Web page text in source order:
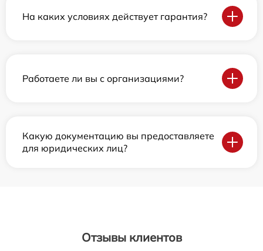
На каких условиях действует гарантия?
Работаете ли вы с организациями?
Какую документацию вы предоставляете
для юридических лиц?
Отзывы клиентов